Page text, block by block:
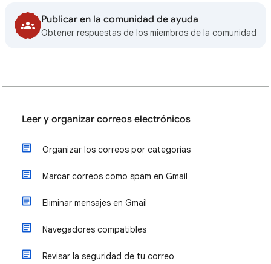
Publicar en la comunidad de ayuda
Obtener respuestas de los miembros de la comunidad
Leer y organizar correos electrónicos
Organizar los correos por categorías
Marcar correos como spam en Gmail
Eliminar mensajes en Gmail
Navegadores compatibles
Revisar la seguridad de tu correo